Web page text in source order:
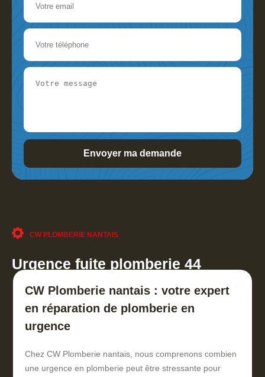
CW PLOMBERIE NANTAIS
Urgence fuite plomberie 44
CW Plomberie nantais : votre expert
en réparation de plomberie en
urgence
Chez CW Plomberie nantais, nous comprenons combien
une urgence en plomberie peut être stressante pour